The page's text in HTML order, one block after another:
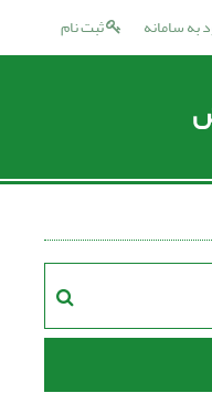
ثبت نام به سامانه